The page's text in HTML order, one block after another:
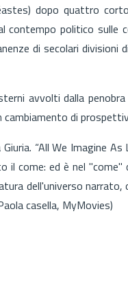
dopo quattro
contempo politico sulle
di secolari divisioni
avvolti dalla
cambiamento di
“All We Imagine
come: ed è nel "come"
dell'universo narrato,
casella, MyMovies)